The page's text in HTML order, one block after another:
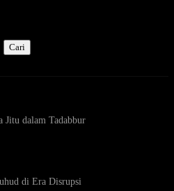
Cari
Jitu dalam Tadabbur
di Era Disrupsi